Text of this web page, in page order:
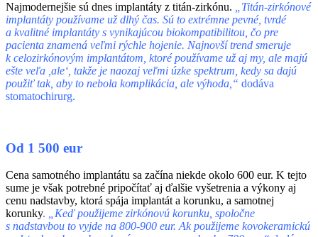
Najmodernejšie sú dnes implantáty z titán-zirkónu.
„Titán-zirkónové
implantáty používame už dlhý čas. Sú to extrémne pevné, tvrdé
a kvalitné implantáty s vynikajúcou biokompatibilitou, čo pre
pacienta znamená veľmi rýchle hojenie. Najnovší trend smeruje
k celozirkónovým implantátom, ktoré používame už aj my, ale majú
ešte veľa ,ale‘, takže je naozaj veľmi úzke spektrum, kedy sa dajú
použiť tak, aby to nebola komplikácia, ale výhoda,“ dodáva
stomatochirurg.
Od 1 500 eur
Cena samotného implantátu sa začína niekde okolo 600 eur. K tejto
sume je však potrebné pripočítať aj ďalšie vyšetrenia a výkony aj
cenu nadstavby, ktorá spája implantát a korunku, a samotnej
korunky. „Keď použijeme zirkónovú korunku, spoločne
s nadstavbou to vyjde na 800-900 eur. Ak použijeme kovokeramickú